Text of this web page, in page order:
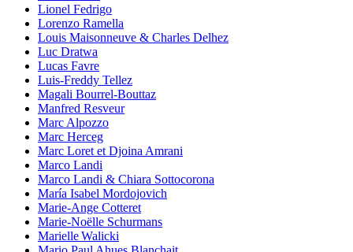
Lionel Fedrigo
Lorenzo Ramella
Louis Maisonneuve & Charles Delhez
Luc Dratwa
Lucas Favre
Luis-Freddy Tellez
Magali Bourrel-Bouttaz
Manfred Resveur
Marc Alpozzo
Marc Herceg
Marc Loret et Djoina Amrani
Marco Landi
Marco Landi & Chiara Sottocorona
María Isabel Mordojovich
Marie-Ange Cotteret
Marie-Noëlle Schurmans
Marielle Walicki